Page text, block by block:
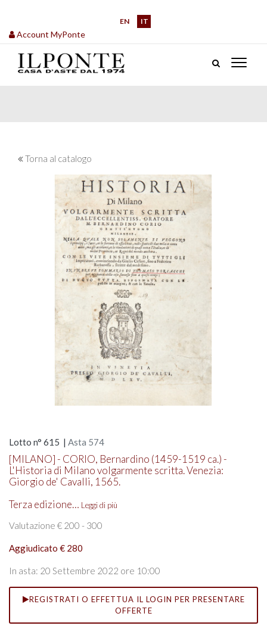
EN IT
Account MyPonte
Torna al catalogo
Lotto n° 615 | Asta 574
[MILANO] - CORIO, Bernardino (1459-1519 ca.) -
L'Historia di Milano volgarmente scritta. Venezia:
Giorgio de' Cavalli, 1565.
Terza edizione… Leggi di più
Valutazione € 200 - 300
Aggiudicato € 280
In asta: 20 Settembre 2022 ore 10:00
REGISTRATI O EFFETTUA IL LOGIN PER PRESENTARE
OFFERTE